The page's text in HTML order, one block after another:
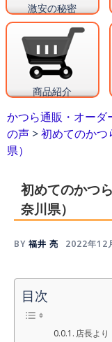
激安の秘密
商品紹介
かつら通販・オーダ
の声 >初めてのかつ
県）
初めてのかつ
奈川県）
BY 福井 亮 2022年12
目次
店長より